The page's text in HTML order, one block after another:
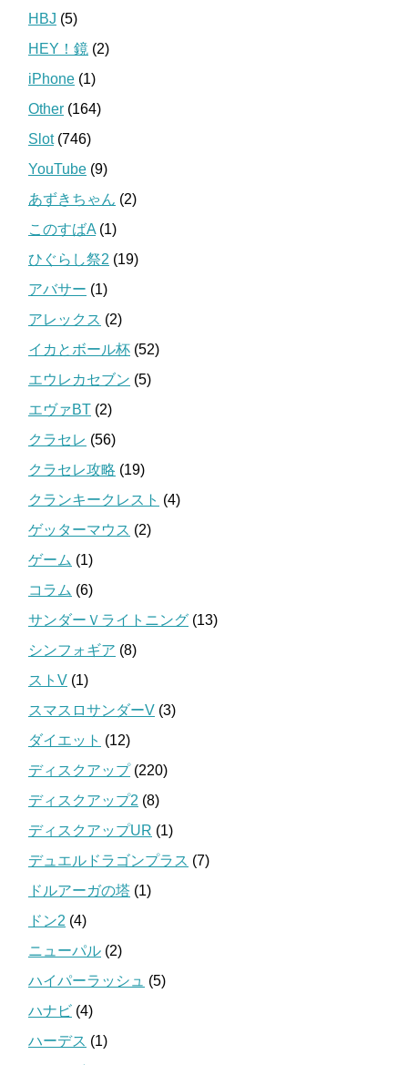
HBJ (5)
HEY！鏡 (2)
iPhone (1)
Other (164)
Slot(746)
YouTube (9)
あずきちゃん (2)
このすばA (1)
ひぐらし祭2 (19)
アバサー (1)
アレックス (2)
イカとボール杯 (52)
エウレカセブン (5)
エヴァBT (2)
クラセレ (56)
クラセレ攻略 (19)
クランキークレスト (4)
ゲッターマウス (2)
ゲーム (1)
コラム (6)
サンダーＶライトニング (13)
シンフォギア (8)
ストV (1)
スマスロサンダーV (3)
ダイエット (12)
ディスクアップ(220)
ディスクアップ2 (8)
ディスクアップUR (1)
デュエルドラゴンプラス (7)
ドルアーガの塔 (1)
ドン2 (4)
ニューパル (2)
ハイパーラッシュ (5)
ハナビ (4)
ハーデス (1)